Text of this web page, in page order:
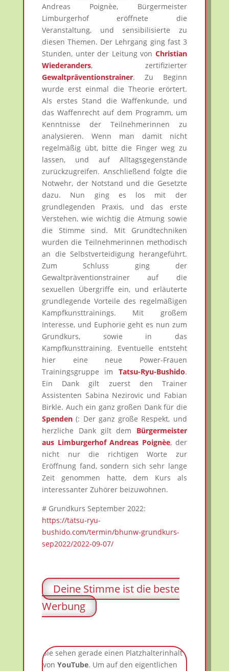
Andreas Poignèe, Bürgermeister
Limburgerhof eröffnete die
Veranstaltung, und sensibilisierte zu
diesen Themen. Der Lehrgang ging fast 3
Stunden, unter der Leitung von Christian
Wiederanders, zertifizierter
Gewaltpräventionstrainer. Zu Beginn
wurde erst einmal die Theorie erörtert.
Als erstes Stand die Waffenkunde, und
das Waffenrecht auf dem Programm, um
Kenntnisse der Teilnehmerinnen zu
analysieren. Wenn man damit nicht
regelmäßig übt, bitte die Finger weg zu
lassen, und auf Alltagsgegenstände
zurückzugreifen. Anschließend folgte die
Notwehr, der Notstand und die Gesetzte
dazu. Nun ging es los mit der
grundlegenden Praxis, und das erste
Verstehen, wie wichtig die Atmung sowie
die Stimme sind. Mit Grundtechniken
wurden die Teilnehmerinnen methodisch
an die Selbstverteidigung herangeführt.
Zum Schluss ging der
Gewaltpräventionstrainer auf die
sexuellen Übergriffe ein, und erläuterte
grundlegende Vorteile des regelmäßigen
Kampfkunsttrainings. Mit großem
Interesse, und Euphorie geht es nun zum
Grundkurs, sowie in das
Kampfkunsttraining. Eventuelle entsteht
hier eine neue Power-Frauen
Trainingsgruppe im Tatsu-Ryu-Bushido.
Ein Dank gilt zuerst den Trainer
Assistenten Sabina Nezirovic und Fabian
Birkle. Auch ein ganz großen Dank für die
Spenden (: Der ganz große Respekt, und
herzliche Dank gilt dem Bürgermeister
aus Limburgerhof Andreas Poignèe, der
nicht nur die richtigen Worte zur
Eröffnung fand, sondern sich sehr lange
Zeit genommen hatte, dem Kurs als
interessanter Zuhörer beizuwohnen.
# Grundkurs September 2022:
https://tatsu-ryu-
bushido.com/termin/bhunw-grundkurs-
sep2022/2022-09-07/
Deine Stimme ist die beste
Werbung
Sie sehen gerade einen Platzhalterinhalt
vonYouTube. Um auf den eigentlichen